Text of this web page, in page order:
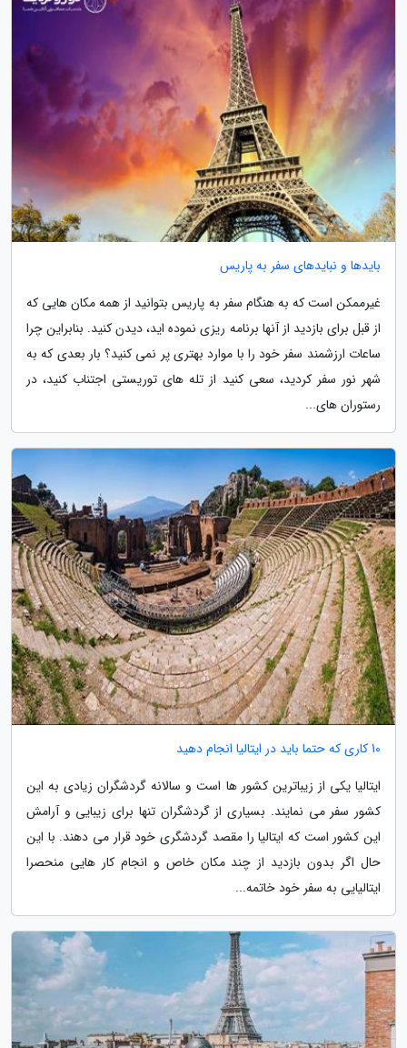
بایدها و نبایدهای سفر به پاریس
غیرممکن است که به هنگام سفر به پاریس بتوانید از همه مکان هایی که
از قبل برای بازدید از آنها برنامه ریزی نموده اید، دیدن کنید. بنابراین چرا
ساعات ارزشمند سفر خود را با موارد بهتری پر نمی کنید؟ بار بعدی که به
شهر نور سفر کردید، سعی کنید از تله های توریستی اجتناب کنید، در
رستوران های...
10 کاری که حتما باید در ایتالیا انجام دهید
ایتالیا یکی از زیباترین کشور ها است و سالانه گردشگران زیادی به این
کشور سفر می نمایند. بسیاری از گردشگران تنها برای زیبایی و آرامش
این کشور است که ایتالیا را مقصد گردشگری خود قرار می دهند. با این
حال اگر بدون بازدید از چند مکان خاص و انجام کار هایی منحصرا
ایتالیایی به سفر خود خاتمه...